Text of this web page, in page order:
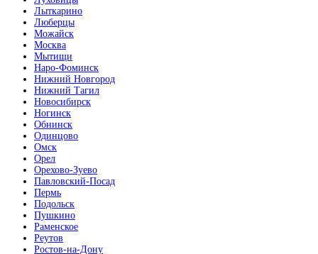
Лыткарино
Люберцы
Можайск
Москва
Мытищи
Наро-Фоминск
Нижний Новгород
Нижний Тагил
Новосибирск
Ногинск
Обнинск
Одинцово
Омск
Орел
Орехово-Зуево
Павловский-Посад
Пермь
Подольск
Пушкино
Раменское
Реутов
Ростов-на-Дону